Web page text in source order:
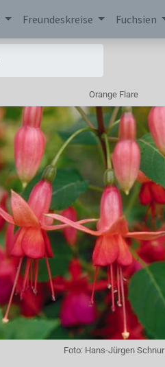
Freundeskreise Fuchsien
Orange Flare
Foto: Hans-Jürgen Schnur